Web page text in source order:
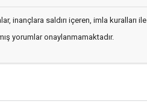
inançlara saldırı içeren, imla kuralları ile
yorumlar onaylanmamaktadır.